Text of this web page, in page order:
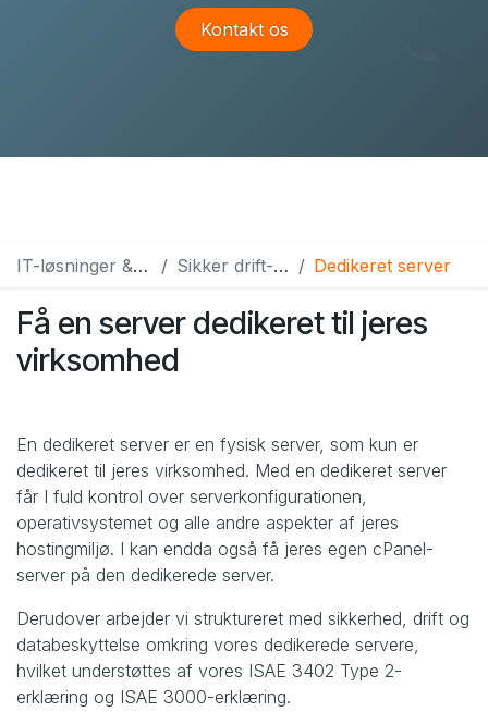
Kontakt os
IT-løsninger & services Sikker drift- & hosting Dedikeret server
Få en server dedikeret til jeres
virksomhed
En dedikeret server er en fysisk server, som kun er
dedikeret til jeres virksomhed. Med en dedikeret server
får I fuld kontrol over serverkonfigurationen,
operativsystemet og alle andre aspekter af jeres
hostingmiljø. I kan endda også få jeres egen cPanel-
server på den dedikerede server.
Derudover arbejder vi struktureret med sikkerhed, drift og
databeskyttelse omkring vores dedikerede servere,
hvilket understøttes af vores ISAE 3402 Type 2-
erklæring og ISAE 3000-erklæring.